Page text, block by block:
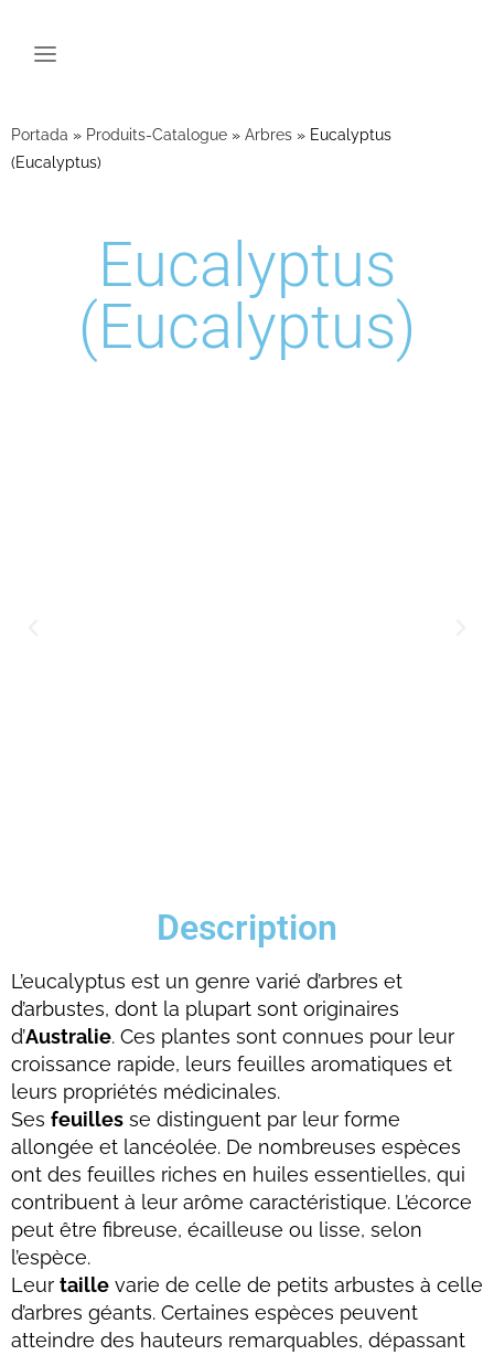
Portada » Produits-Catalogue » Arbres » Eucalyptus
(Eucalyptus)
Eucalyptus
(Eucalyptus)
Description
L’eucalyptus est un genre varié d’arbres et
d’arbustes, dont la plupart sont originaires
d’Australie. Ces plantes sont connues pour leur
croissance rapide, leurs feuilles aromatiques et
leurs propriétés médicinales.
Ses feuilles se distinguent par leur forme
allongée et lancéolée. De nombreuses espèces
ont des feuilles riches en huiles essentielles, qui
contribuent à leur arôme caractéristique. L’écorce
peut être fibreuse, écailleuse ou lisse, selon
l’espèce.
Leur taille varie de celle de petits arbustes à celle
d’arbres géants. Certaines espèces peuvent
atteindre des hauteurs remarquables, dépassant